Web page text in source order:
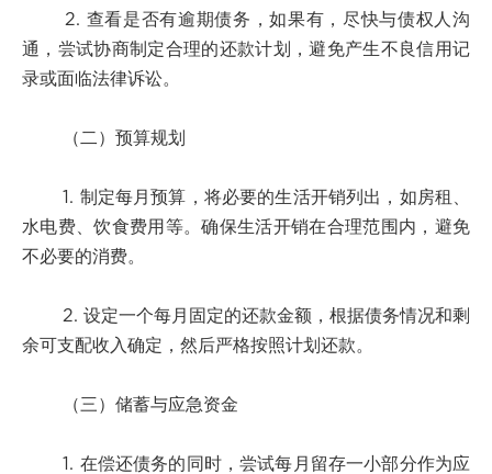
2. 查看是否有逾期债务，如果有，尽快与债权人沟
通，尝试协商制定合理的还款计划，避免产生不良信用记
录或面临法律诉讼。
（二）预算规划
1. 制定每月预算，将必要的生活开销列出，如房租、
水电费、饮食费用等。确保生活开销在合理范围内，避免
不必要的消费。
2. 设定一个每月固定的还款金额，根据债务情况和剩
余可支配收入确定，然后严格按照计划还款。
（三）储蓄与应急资金
1. 在偿还债务的同时，尝试每月留存一小部分作为应